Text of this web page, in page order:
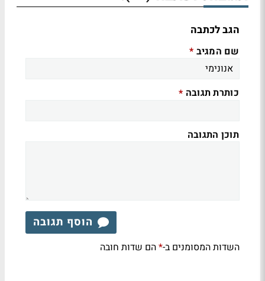
הגב לכתבה
שם המגיב *
כותרת תגובה *
תוכן התגובה
הוסף תגובה
השדות המסומנים ב-*הם שדות חובה